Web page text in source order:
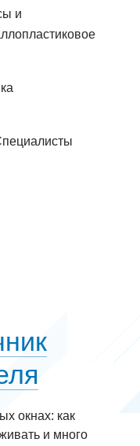
и
окнах: как
и много